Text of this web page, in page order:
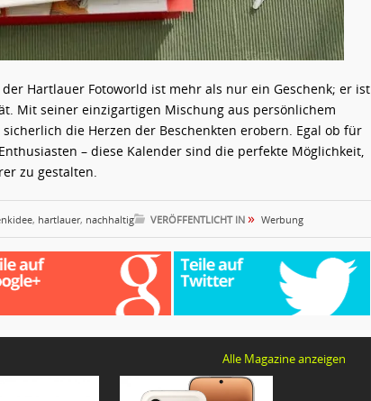
der Hartlauer Fotoworld ist mehr als nur ein Geschenk; er ist
Mit seiner einzigartigen Mischung aus persönlichem
die Herzen der Beschenkten erobern. Egal ob für
– diese Kalender sind die perfekte Möglichkeit,
zu gestalten.
, hartlauer, nachhaltig VERÖFFENTLICHT IN » Werbung
Alle Magazine anzeigen